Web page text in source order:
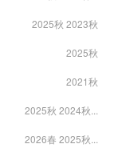
2025秋 2023秋
2025秋
2021秋
2025秋 2024秋...
2026春 2025秋...